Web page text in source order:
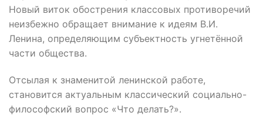
Новый виток обострения классовых противоречий
неизбежно обращает внимание к идеям В.И.
Ленина, определяющим субъектность угнетённой
части общества.
Отсылая к знаменитой ленинской работе,
становится актуальным классический социально-
философский вопрос «Что делать?».